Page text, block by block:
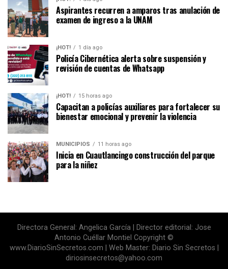
Aspirantes recurren a amparos tras anulación de
examen de ingreso a la UNAM
¡HOT! 1 día ago
Policía Cibernética alerta sobre suspensión y
revisión de cuentas de Whatsapp
¡HOT! 15 horas ago
Capacitan a policías auxiliares para fortalecer su
bienestar emocional y prevenir la violencia
MUNICIPIOS 11 horas ago
Inicia en Cuautlancingo construcción del parque
para la niñez
Directora General: Angelica García | Director editorial: Jose
Antonio Cuéllar Montiel Copyright ©
www.DiarioSinSecretos.com | Web Master: Diario Sin Secretos |
diriosinsecretos@yahoo.com